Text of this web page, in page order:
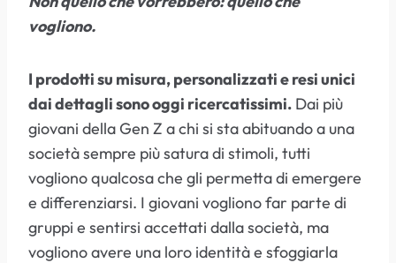
vogliono.
I prodotti su misura, personalizzati e resi unici
dai dettagli sono oggi ricercatissimi. Dai più
giovani della Gen Z a chi si sta abituando a una
società sempre più satura di stimoli, tutti
vogliono qualcosa che gli permetta di emergere
e differenziarsi. I giovani vogliono far parte di
gruppi e sentirsi accettati dalla società, ma
vogliono avere una loro identità e sfoggiarla